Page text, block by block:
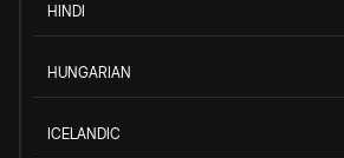
HINDI
HUNGARIAN
ICELANDIC